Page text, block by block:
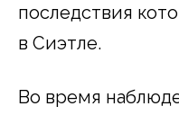
последствия
в Сиэтле.
Во время